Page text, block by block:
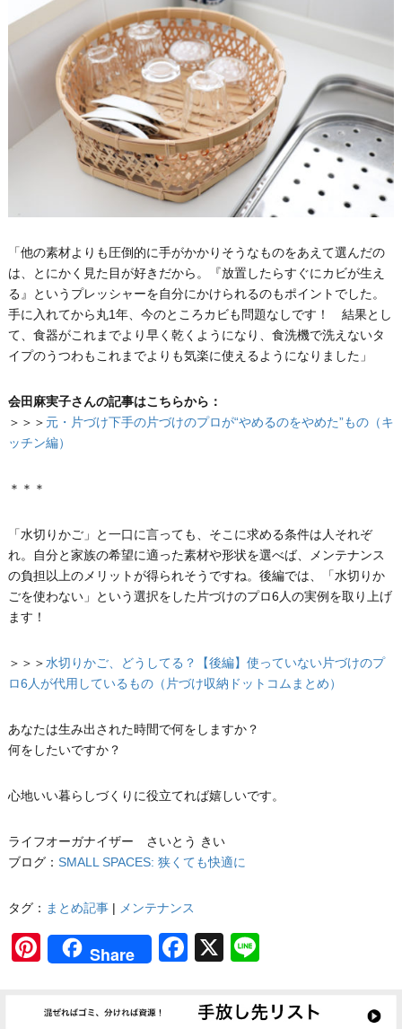
「他の素材よりも圧倒的に手がかかりそうなものをあえて選んだの
は、とにかく見た目が好きだから。『放置したらすぐにカビが生え
る』というプレッシャーを自分にかけられるのもポイントでした。
手に入れてから丸1年、今のところカビも問題なしです！ 結果とし
て、食器がこれまでより早く乾くようになり、食洗機で洗えないタ
イプのうつわもこれまでよりも気楽に使えるようになりました」
会田麻実子さんの記事はこちらから：
＞＞＞ 元・片づけ下手の片づけのプロが“やめるのをやめた”もの（キ
ッチン編）
＊＊＊
「水切りかご」と一口に言っても、そこに求める条件は人それぞ
れ。自分と家族の希望に適った素材や形状を選べば、メンテナンス
の負担以上のメリットが得られそうですね。後編では、「水切りか
ごを使わない」という選択をした片づけのプロ6人の実例を取り上げ
ます！
＞＞＞水切りかご、どうしてる？【後編】使っていない片づけのプ
ロ6人が代用しているもの（片づけ収納ドットコムまとめ）
あなたは生み出された時間で何をしますか？
何をしたいですか？
心地いい暮らしづくりに役立てれば嬉しいです。
ライフオーガナイザー さいとう きい
ブログ： SMALL SPACES: 狭くても快適に
タグ： まとめ記事| メンテナンス
Pinterest
Share Facebook
X Line